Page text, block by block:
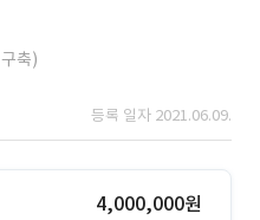
축)
등록 일자 2021.06.09.
4,000,000원